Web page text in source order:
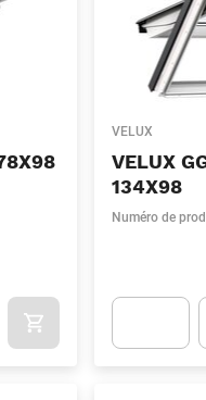
VELUX
VELUX
134X98
Numéro de